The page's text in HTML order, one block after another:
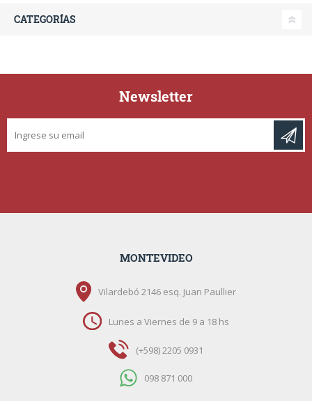
CATEGORÍAS
Newsletter
MONTEVIDEO
Vilardebó 2146 esq. Juan Paullier
Lunes a Viernes de 9 a 18 hs
(+598) 2205 0931
098 871 000